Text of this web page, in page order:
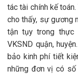
tác tài chính kế
cho thấy, sự gương
tận tụy trong thực
VKSND quận,
bảo kinh phí tiết
những đơn vị có số